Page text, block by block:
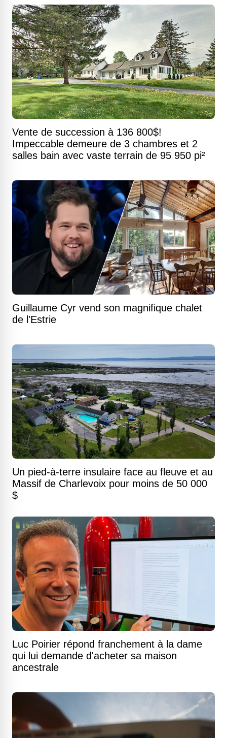
Vente de succession à 136 800$!
Impeccable demeure de 3 chambres et 2
salles bain avec vaste terrain de 95 950 pi²
Guillaume Cyr vend son magnifique chalet
de l'Estrie
Un pied-à-terre insulaire face au fleuve et au
Massif de Charlevoix pour moins de 50 000
$
Luc Poirier répond franchement à la dame
qui lui demande d'acheter sa maison
ancestrale